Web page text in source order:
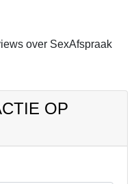
over SexAfspraak
OP